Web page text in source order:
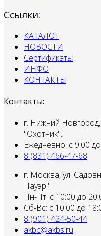
Ссылки:
КАТАЛОГ
НОВОСТИ
Сертификаты
ИНФО
КОНТАКТЫ
Контакты:
г. Нижний Новгород,
"Охотник".
Ежедневно: с 9:00
8 (831) 466-47-68
г. Москва, ул.
Пауэр".
Пн-Пт: с 10:00 до
Сб-Вс: с 10:00 до
8 (901) 424-50-44
akbc@akbs.ru